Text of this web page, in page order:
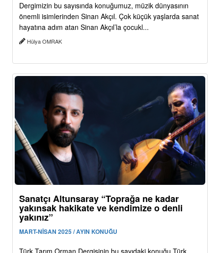
Dergimizin bu sayısında konuğumuz, müzik dünyasının
önemli isimlerinden Sinan Akçıl. Çok küçük yaşlarda sanat
hayatına adım atan Sinan Akçıl’la çocukl...
Hülya OMRAK
Sanatçı Altunsaray “Toprağa ne kadar
yakınsak hakikate ve kendimize o denli
yakınız”
MART-NİSAN 2025 / AYIN KONUĞU
Türk Tarım Orman Dergisinin bu sayıdaki konuğu Türk